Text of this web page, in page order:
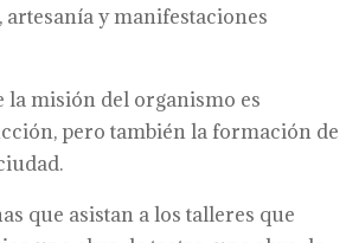
artesanía y manifestaciones
la misión del organismo es
pero también la formación de
que asistan a los talleres que